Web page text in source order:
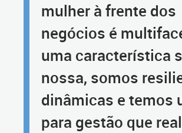
mulher à frente dos
negócios é
uma característica
nossa, somos
dinâmicas e temos
para gestão que